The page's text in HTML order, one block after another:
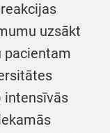
uzsākt
pacientam
intensīvās